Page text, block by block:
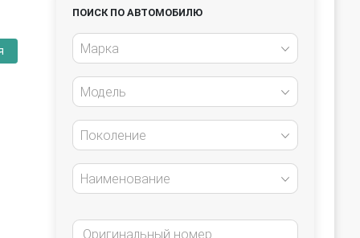
ПОИСК ПО АВТОМОБИЛЮ
Марка
Модель
Поколение
Наименование